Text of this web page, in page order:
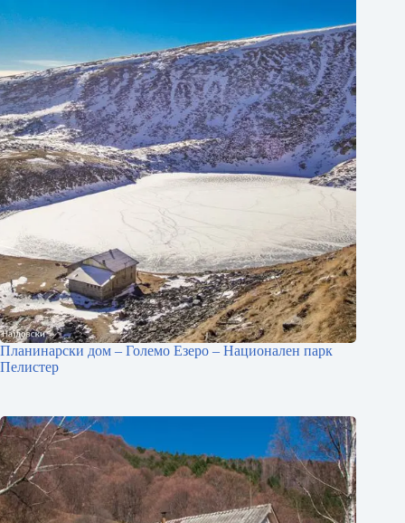
Планинарски дом – Големо Езеро – Национален парк
Пелистер